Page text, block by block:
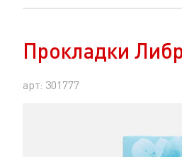
Прокладки
Либретта
Свежесть
Прокладки
арт: 301777